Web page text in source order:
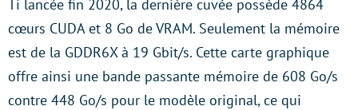
Ti lancée fin 2020, la dernière cuvée possède 4864
cœurs CUDA et 8 Go de VRAM. Seulement la mémoire
est de la GDDR6X à 19 Gbit/s. Cette carte graphique
offre ainsi une bande passante mémoire de 608 Go/s
contre 448 Go/s pour le modèle original, ce qui